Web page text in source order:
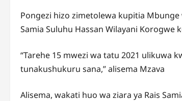
Pongezi hizo zimetolewa kupitia Mbunge
Samia Suluhu Hassan Wilayani Korogwe
“Tarehe 15 mwezi wa tatu 2021 ulikuwa
tunakushukuru sana,” alisema Mzava
Alisema, wakati huo wa ziara ya Rais